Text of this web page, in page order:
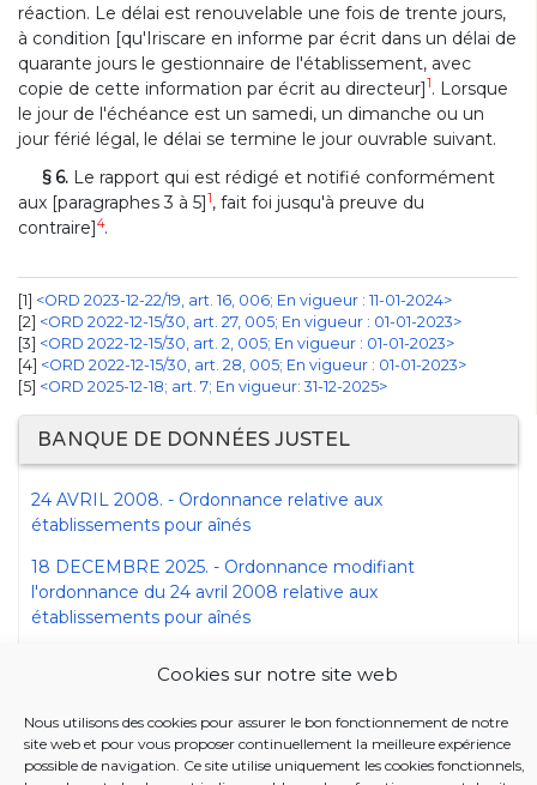
Cookies sur notre site web
Nous utilisons des cookies pour assurer le bon fonctionnement de notre
site web et pour vous proposer continuellement la meilleure expérience
possible de navigation. Ce site utilise uniquement les cookies fonctionnels,
réaction. Le délai est renouvelable une fois de trente jours,
à condition [qu'Iriscare en informe par écrit dans un délai de
quarante jours le gestionnaire de l'établissement, avec
copie de cette information par écrit au directeur]1. Lorsque
le jour de l'échéance est un samedi, un dimanche ou un
jour férié légal, le délai se termine le jour ouvrable suivant.
§ 6. Le rapport qui est rédigé et notifié conformément
aux [paragraphes 3 à 5]1, fait foi jusqu'à preuve du
contraire]4.
1 <ORD 2023-12-22/19, art. 16, 006; En vigueur : 11-01-2024>
2 <ORD 2022-12-15/30, art. 27, 005; En vigueur : 01-01-2023>
3 <ORD 2022-12-15/30, art. 2, 005; En vigueur : 01-01-2023>
4 <ORD 2022-12-15/30, art. 28, 005; En vigueur : 01-01-2023>
[5] <ORD 2025-12-18; art. 7; En vigueur: 31-12-2025>
BANQUE DE DONNÉES JUSTEL
24 AVRIL 2008. - Ordonnance relative aux
établissements pour aînés
18 DECEMBRE 2025. - Ordonnance modifiant
l'ordonnance du 24 avril 2008 relative aux
établissements pour aînés
2026 Iriscare